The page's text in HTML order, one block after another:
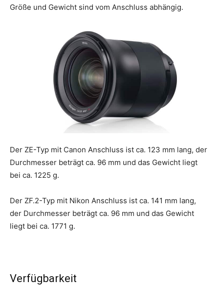
Größe und Gewicht sind vom Anschluss abhängig.
Der ZE-Typ mit Canon Anschluss ist ca. 123 mm lang, der
Durchmesser beträgt ca. 96 mm und das Gewicht liegt
bei ca. 1225 g.
Der ZF.2-Typ mit Nikon Anschluss ist ca. 141 mm lang,
der Durchmesser beträgt ca. 96 mm und das Gewicht
liegt bei ca. 1771 g.
Verfügbarkeit